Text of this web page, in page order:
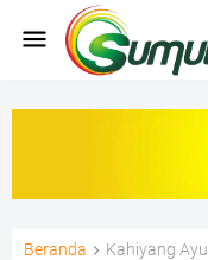
Beranda Kahiyang Ayu